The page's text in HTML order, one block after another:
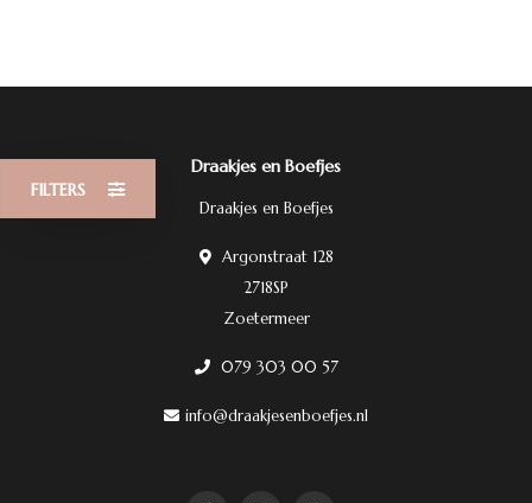
FILTERS
Draakjes en Boefjes
Draakjes en Boefjes
Argonstraat 128
2718SP
Zoetermeer
079 303 00 57
info@draakjesenboefjes.nl